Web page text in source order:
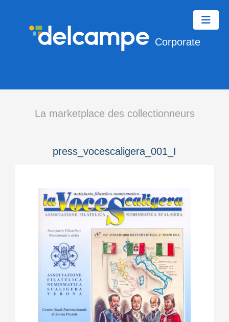
Corporate
La marketplace des collectionneurs
press_vocescaligera_001_I